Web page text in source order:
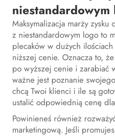
niestandardowym
Maksymalizacja marży
z niestandardowym logo to
plecaków w dużych
niższej cenie. Oznacza to,
po wyższej cenie i zarabiać
ważne jest poznanie
chcą Twoi klienci i ile są
ustalić odpowiednią cenę
Powinieneś również
marketingową. Jeśli